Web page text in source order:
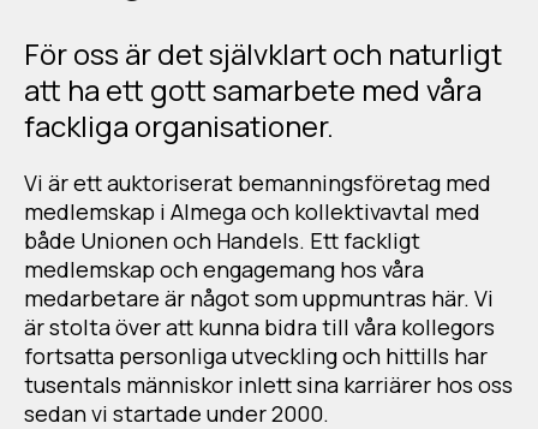
För oss är det självklart och naturligt
att ha ett gott samarbete med våra
fackliga organisationer.
Vi är ett auktoriserat bemanningsföretag med
medlemskap i Almega och kollektivavtal med
både Unionen och Handels. Ett fackligt
medlemskap och engagemang hos våra
medarbetare är något som uppmuntras här. Vi
är stolta över att kunna bidra till våra kollegors
fortsatta personliga utveckling och hittills har
tusentals människor inlett sina karriärer hos oss
sedan vi startade under 2000.